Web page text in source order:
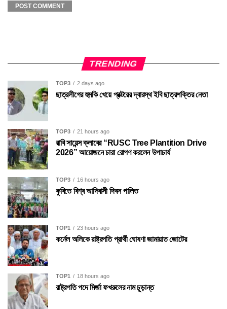
TRENDING
TOP3 2 days ago
ছাত্রলীগের হুমকি খেয়ে প্রক্টরের দ্বারস্থ ইবি ছাত্রশক্তির নেতা
TOP3 21 hours ago
রাবি সায়েন্স ক্লাবের “RUSC Tree Plantition Drive
2026” আয়োজনে চারা রোপণ করলেন উপাচার্য
TOP3 16 hours ago
কুবিতে বিশ্ব আদিবাসী দিবস পালিত
TOP1 23 hours ago
কর্নেল অলিকে রাষ্ট্রপতি প্রার্থী ঘোষণা জামায়াত জোটের
TOP1 18 hours ago
রাষ্ট্রপতি পদে মির্জা ফখরুলের নাম চূড়ান্ত